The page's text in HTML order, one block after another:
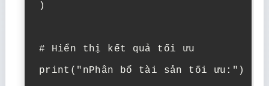
)
# Hiển thị kết quả tối ưu
print("nPhân bổ tài sản tối ưu:")